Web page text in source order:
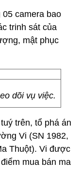
camera bao
trinh sát của
mật phục
dõi vụ việc.
trên, tổ phá án
Vi (SN 1982,
Thuột). Vi được
mua bán ma